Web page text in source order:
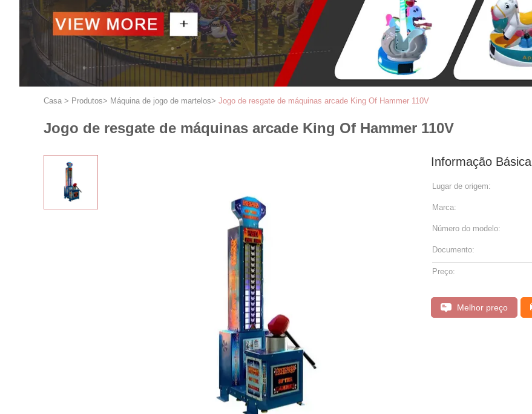
Casa > Produtos> Máquina de jogo de martelos> Jogo de resgate de máquinas arcade King Of Hammer 110V
Jogo de resgate de máquinas arcade King Of Hammer 110V
Informação Básica
Lugar de origem:
Marca:
Número do modelo:
Documento:
Preço:
Melhor preço